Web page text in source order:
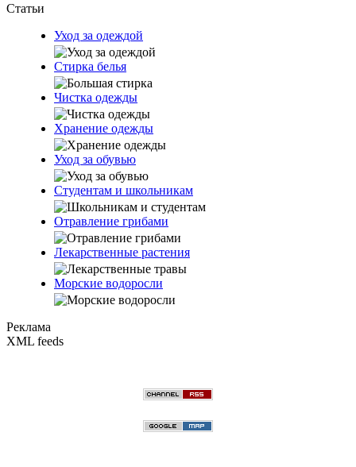
Статьи
Уход за одеждой
Стирка белья
Чистка одежды
Хранение одежды
Уход за обувью
Студентам и школьникам
Отравление грибами
Лекарственные растения
Морские водоросли
Реклама
XML feeds